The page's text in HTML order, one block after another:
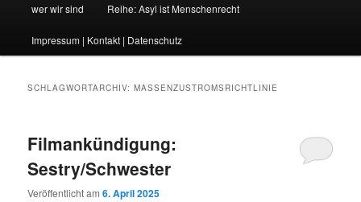
wer wir sind Reihe: Asyl ist Menschenrecht
Impressum | Kontakt | Datenschutz
SCHLAGWORTARCHIV:MASSENZUSTROMSRICHTLINIE
Filmankündigung:
Sestry/Schwester
Veröffentlicht am6. April 2025